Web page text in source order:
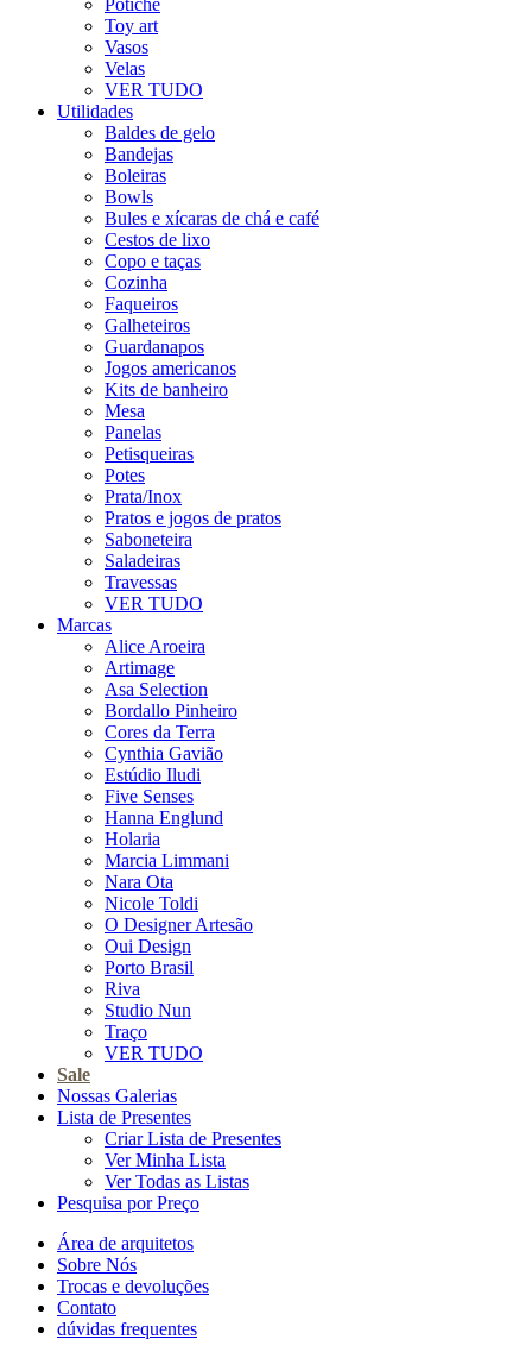
Potiche
Toy art
Vasos
Velas
VER TUDO
Utilidades
Baldes de gelo
Bandejas
Boleiras
Bowls
Bules e xícaras de chá e café
Cestos de lixo
Copo e taças
Cozinha
Faqueiros
Galheteiros
Guardanapos
Jogos americanos
Kits de banheiro
Mesa
Panelas
Petisqueiras
Potes
Prata/Inox
Pratos e jogos de pratos
Saboneteira
Saladeiras
Travessas
VER TUDO
Marcas
Alice Aroeira
Artimage
Asa Selection
Bordallo Pinheiro
Cores da Terra
Cynthia Gavião
Estúdio Iludi
Five Senses
Hanna Englund
Holaria
Marcia Limmani
Nara Ota
Nicole Toldi
O Designer Artesão
Oui Design
Porto Brasil
Riva
Studio Nun
Traço
VER TUDO
Sale
Nossas Galerias
Lista de Presentes
Criar Lista de Presentes
Ver Minha Lista
Ver Todas as Listas
Pesquisa por Preço
Área de arquitetos
Sobre Nós
Trocas e devoluções
Contato
dúvidas frequentes